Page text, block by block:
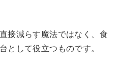
接減らす魔法ではなく、食
として役立つものです。